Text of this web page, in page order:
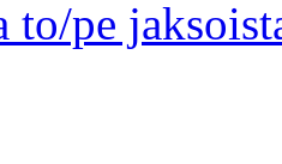
to/pe